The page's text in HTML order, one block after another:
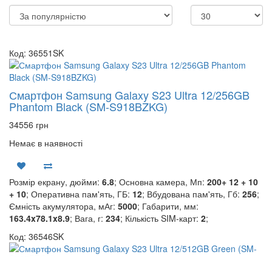
Код: 36551SK
Смартфон Samsung Galaxy S23 Ultra 12/256GB
Phantom Black (SM-S918BZKG)
34556 грн
Немає в наявності
Розмір екрану, дюйми: 6.8; Основна камера, Мп: 200+ 12 + 10
+ 10; Оперативна пам'ять, ГБ: 12; Вбудована пам'ять, Гб: 256;
Ємність акумулятора, мАг: 5000; Габарити, мм:
163.4x78.1x8.9; Вага, г: 234; Кількість SIM-карт: 2;
Код: 36546SK